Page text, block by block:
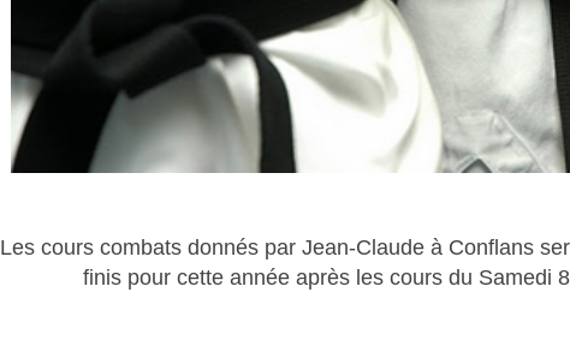
Les cours combats donnés par Jean-Claude à Conflans
finis pour cette année après les cours du Samedi